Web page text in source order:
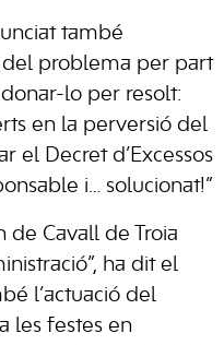
també
del problema per part
lo per resolt:
en la perversió del
el Decret d’Excessos
i… solucionat!”
de Cavall de Troia
ha dit el
l’actuació del
les festes en